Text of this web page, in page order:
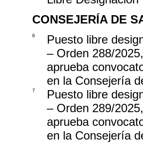
CONSEJERÍA DE
6
Puesto libre
– Orden 288/
aprueba
en la Consejería
7
Puesto libre
– Orden 289/
aprueba
en la Consejería